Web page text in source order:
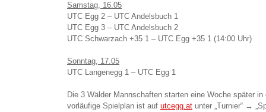
Samstag, 16.05
UTC Egg 2 – UTC Andelsbuch 1
UTC Egg 3 – UTC Andelsbuch 2
UTC Schwarzach +35 1 – UTC Egg +35 1 (14:00 Uhr)
Sonntag, 17.05
UTC Langenegg 1 – UTC Egg 1
Die 3 Wälder Mannschaften starten eine Woche später
vorläufige Spielplan ist auf utcegg.at unter „Turnier“ →